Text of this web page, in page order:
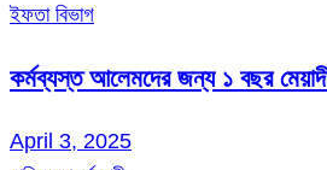
ইফতা বিভাগ
কর্মব্যস্ত আলেমদের জন্য ১ বছর
April 3, 2025